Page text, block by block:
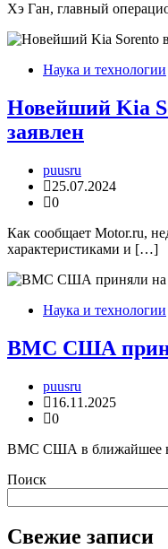
Хэ Ган, главный
Наука и технологии
Новейший Kia
заявлен
puusru
25.07.2024
0
Как сообщает Motor.ru,
характеристиками и […]
Наука и технологии
ВМС США
puusru
16.11.2025
0
ВМС США в ближайшее
Поиск
Свежие записи